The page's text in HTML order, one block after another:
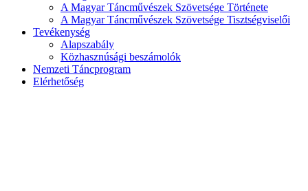
A Magyar Táncművészek Szövetsége Története
A Magyar Táncművészek Szövetsége Tisztségviselői
Tevékenység
Alapszabály
Közhasznúsági beszámolók
Nemzeti Táncprogram
Elérhetőség